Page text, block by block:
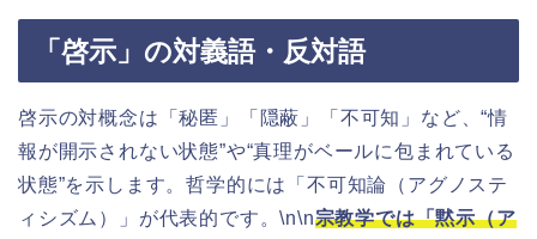
「啓示」の対義語・反対語
啓示の対概念は「秘匿」「隠蔽」「不可知」など、“情
報が開示されない状態”や“真理がベールに包まれている
状態”を示します。哲学的には「不可知論（アグノステ
ィシズム）」が代表的です。\n\n宗教学では「黙示（ア